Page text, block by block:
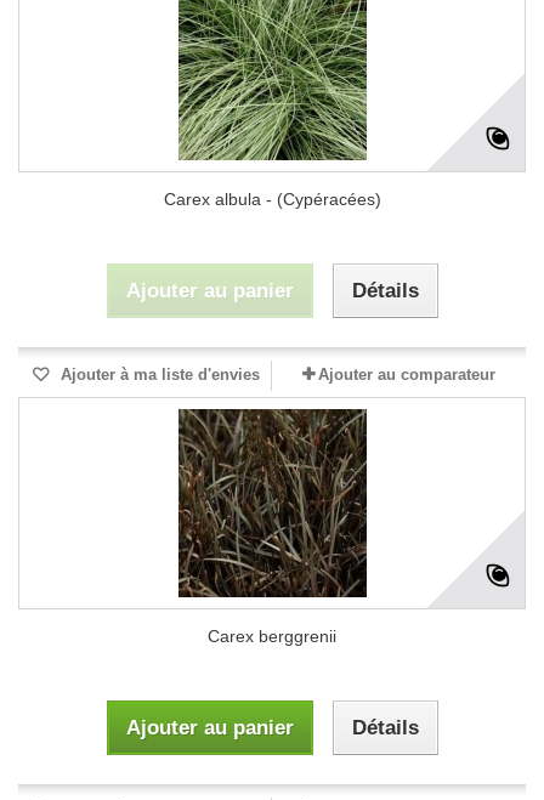
Carex albula - (Cypéracées)
Ajouter au panier Détails
Ajouter à ma liste d'envies Ajouter au comparateur
Carex berggrenii
Ajouter au panier Détails